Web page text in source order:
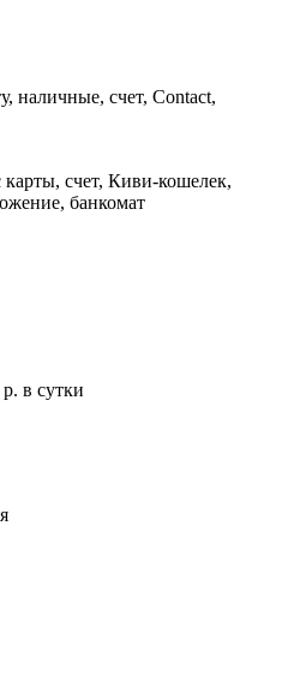
наличные, счет, Contact,
счет, Киви-кошелек,
банкомат
в сутки